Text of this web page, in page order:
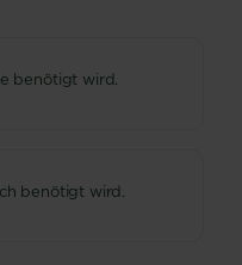
benötigt wird.
benötigt wird.